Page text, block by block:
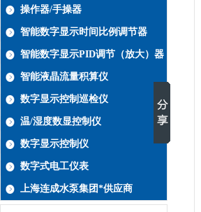
操作器/手操器
智能数字显示时间比例调节器
智能数字显示PID调节（放大）器
智能液晶流量积算仪
数字显示控制巡检仪
温/湿度数显控制仪
数字显示控制仪
数字式电工仪表
上海连成水泵集团*供应商